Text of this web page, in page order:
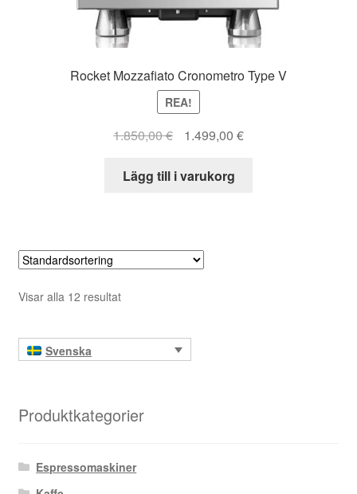
Rocket Mozzafiato Cronometro Type V
REA!
1.850,00€
Det
priset
1.499,00 €Det
Lägg till i varukorg
Visar alla 12 resultat
Svenska
Produktkategorier
Espressomaskiner